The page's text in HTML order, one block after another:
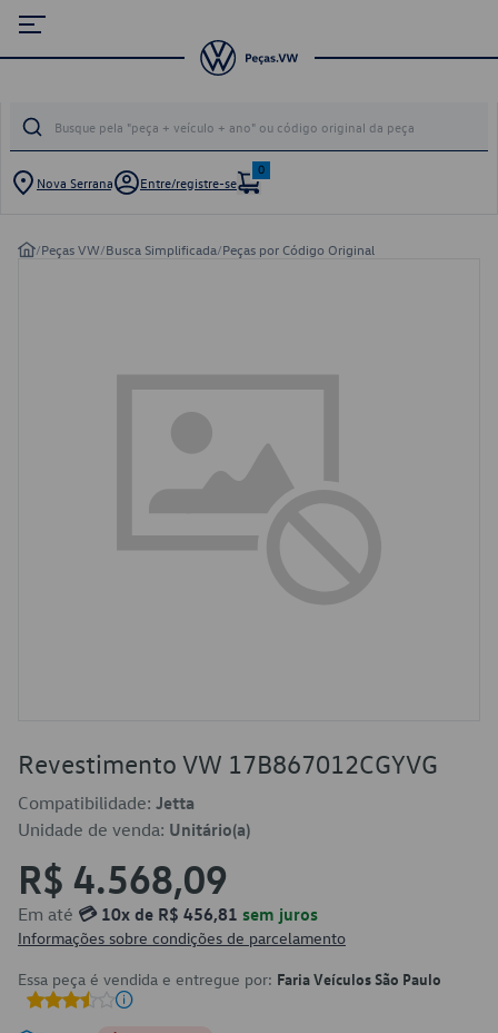
Nova Serrana Entre/registre-se
0
/Peças VW/Busca Simplificada/Peças por Código Original
Revestimento VW 17B867012CGYVG
Compatibilidade: Jetta
Unidade de venda: Unitário(a)
R$ 4.568,09
Em até 💳 10x de R$ 456,81 sem juros
Informações sobre condições de parcelamento
Essa peça é vendida e entregue por: Faria Veículos São Paulo